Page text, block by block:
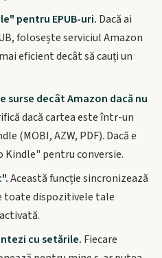
pentru EPUB-uri. Dacă ai
folosește serviciul Amazon
eficient decât să cauți un
surse decât Amazon dacă nu
dacă cartea este într-un
(MOBI, AZW, PDF). Dacă e
Kindle" pentru conversie.
Această funcție sincronizează
toate dispozitivele tale
cu setările. Fiecare